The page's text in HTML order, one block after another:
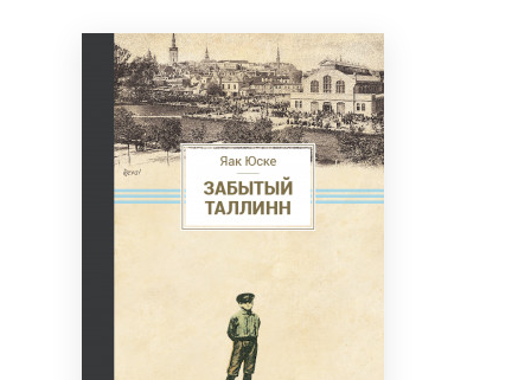
Naujienos
Bibliotekoms